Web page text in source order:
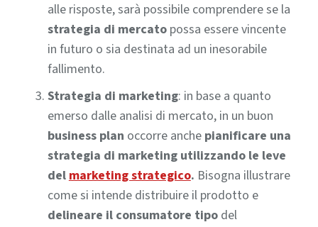
alle risposte, sarà possibile comprendere se la
strategia di mercatopossa essere vincente
in futuro o sia destinata ad un inesorabile
fallimento.
Strategia di marketing: in base a quanto
emerso dalle analisi di mercato, in un buon
business plan occorre anche pianificare una
strategia di marketing utilizzando le leve
delmarketing strategico. Bisogna illustrare
come si intende distribuire il prodotto e
delineare il consumatore tipodel